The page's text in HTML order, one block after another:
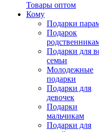
Товары оптом
Кому
Подарки
Подарок
Подарки для
семьи
Молодежные
подарки
Подарки для
девочек
Подарки
мальчикам
Подарки для